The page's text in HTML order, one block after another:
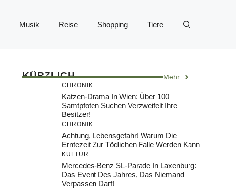
Musik Reise Shopping Tiere
KÜRZLICH Mehr
CHRONIK
Katzen-Drama In Wien: Über 100
Samtpfoten Suchen Verzweifelt Ihre
Besitzer!
CHRONIK
Achtung, Lebensgefahr! Warum Die
Erntezeit Zur Tödlichen Falle Werden Kann
KULTUR
Mercedes-Benz SL-Parade In Laxenburg:
Das Event Des Jahres, Das Niemand
Verpassen Darf!